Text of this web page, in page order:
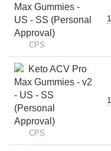
Max Gummies -
US - SS (Personal
Approval)
CPS
Keto ACV Pro
Max Gummies - v2
- US - SS
(Personal
Approval)
CPS